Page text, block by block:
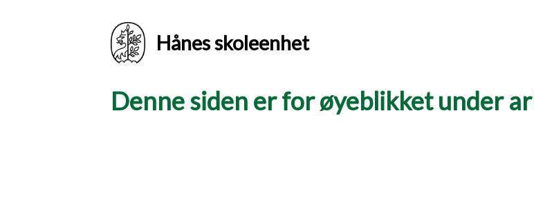
Hånes skoleenhet
Denne siden er for øyeblikket under